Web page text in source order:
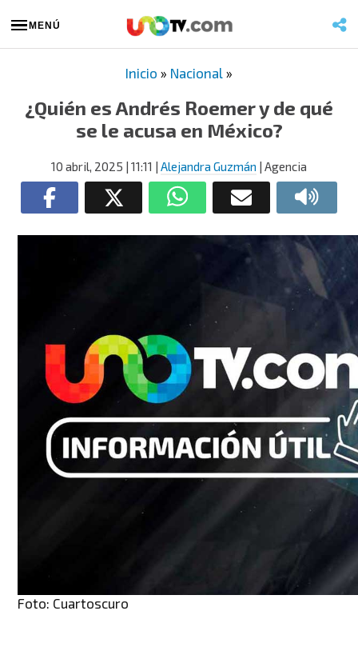
MENÚ
Inicio » Nacional »
¿Quién es Andrés Roemer y de qué
se le acusa en México?
10 abril, 2025 | 11:11 | Alejandra Guzmán | Agencia
Foto: Cuartoscuro